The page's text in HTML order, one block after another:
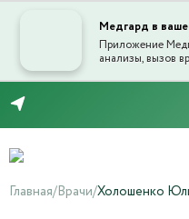
Медгард в
Приложение
анализы, вызов
Главная/Врачи/Холошенко